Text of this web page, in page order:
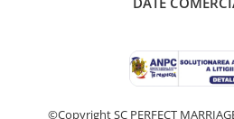
©Copyright SC PERFECT